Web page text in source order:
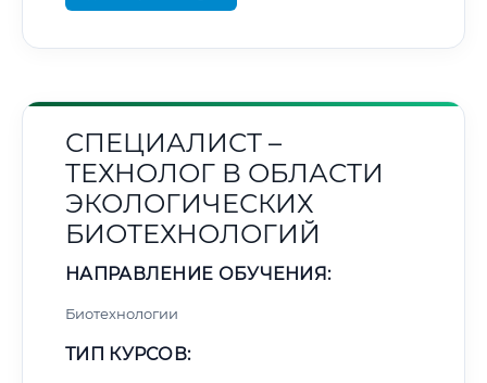
СПЕЦИАЛИСТ –
ТЕХНОЛОГ В ОБЛАСТИ
ЭКОЛОГИЧЕСКИХ
БИОТЕХНОЛОГИЙ
НАПРАВЛЕНИЕ ОБУЧЕНИЯ:
Биотехнологии
ТИП КУРСОВ: